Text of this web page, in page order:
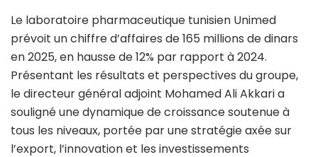
Le laboratoire pharmaceutique tunisien Unimed
prévoit un chiffre d’affaires de 165 millions de dinars
en 2025, en hausse de 12% par rapport à 2024.
Présentant les résultats et perspectives du groupe,
le directeur général adjoint Mohamed Ali Akkari a
souligné une dynamique de croissance soutenue à
tous les niveaux, portée par une stratégie axée sur
l’export, l’innovation et les investissements